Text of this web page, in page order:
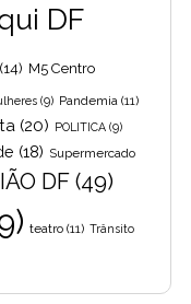
DF
(14) M5 Centro
(9) Pandemia (11)
(20) POLITICA (9)
(18) Supermercado
DF (49)
teatro (11) Trânsito